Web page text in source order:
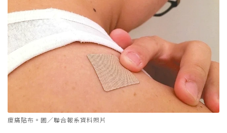
痠痛貼布。圖／聯合報系資料照片